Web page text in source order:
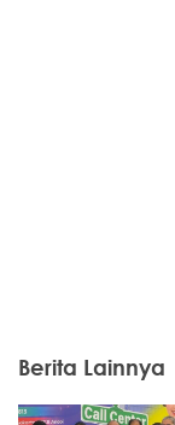
Berita Lainnya